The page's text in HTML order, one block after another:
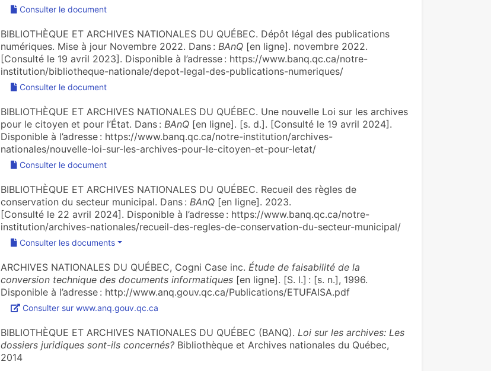
Consulter le document
BIBLIOTHÈQUE ET ARCHIVES NATIONALES DU QUÉBEC. Dépôt légal des publications
numériques. Mise à jour Novembre 2022. Dans : BAnQ[en ligne]. novembre 2022.
[Consulté le 19 avril 2023]. Disponible à l’adresse : https://www.banq.qc.ca/notre-
institution/bibliotheque-nationale/depot-legal-des-publications-numeriques/
Consulter le document
BIBLIOTHÈQUE ET ARCHIVES NATIONALES DU QUÉBEC. Une nouvelle Loi sur les archives
pour le citoyen et pour l’État. Dans : BAnQ[en ligne]. [s. d.]. [Consulté le 19 avril 2024].
Disponible à l’adresse : https://www.banq.qc.ca/notre-institution/archives-
nationales/nouvelle-loi-sur-les-archives-pour-le-citoyen-et-pour-letat/
Consulter le document
BIBLIOTHÈQUE ET ARCHIVES NATIONALES DU QUÉBEC. Recueil des règles de
conservation du secteur municipal. Dans : BAnQ[en ligne]. 2023.
[Consulté le 22 avril 2024]. Disponible à l’adresse : https://www.banq.qc.ca/notre-
institution/archives-nationales/recueil-des-regles-de-conservation-du-secteur-municipal/
Consulter les documents
ARCHIVES NATIONALES DU QUÉBEC, Cogni Case inc. Étude de faisabilité de la
conversion technique des documents informatiques[en ligne]. [S. l.] : [s. n.], 1996.
Disponible à l’adresse : http://www.anq.gouv.qc.ca/Publications/ETUFAISA.pdf
Consulter sur www.anq.gouv.qc.ca
BIBLIOTHÈQUE ET ARCHIVES NATIONALES DU QUÉBEC (BANQ). Loi sur les archives: Les
dossiers juridiques sont-ils concernés?Bibliothèque et Archives nationales du Québec,
2014